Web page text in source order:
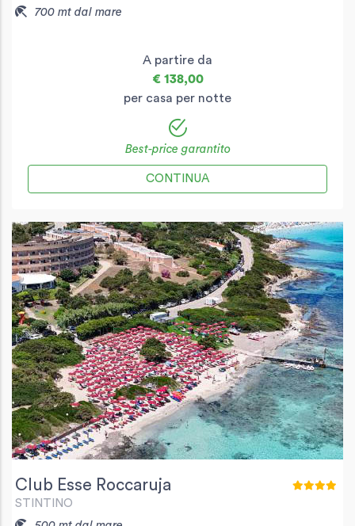
700 mt dal mare
A partire da
€ 138,00
per casa per notte
Best-price garantito
CONTINUA
Club Esse Roccaruja
STINTINO